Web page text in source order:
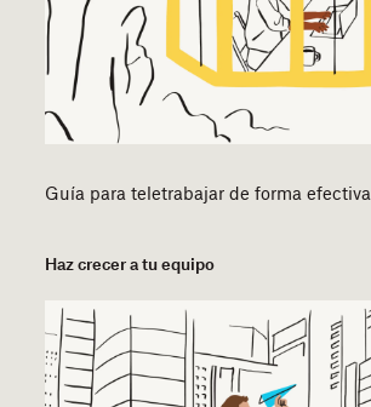
Guía para teletrabajar de forma efectiva
Haz crecer a tu equipo